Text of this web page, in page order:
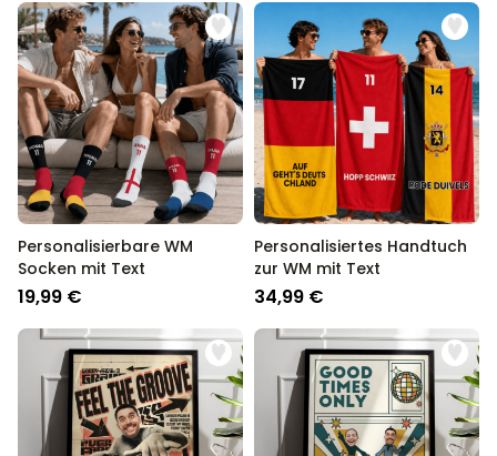
Personalisierbare WM
Socken mit Text
19,99 €
Personalisiertes Handtuch
zur WM mit Text
34,99 €